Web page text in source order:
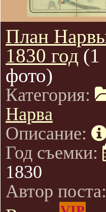
План
1830 год (1
фото)
Категория:
Нарва
Описание:
Год съемки:
1830
Автор